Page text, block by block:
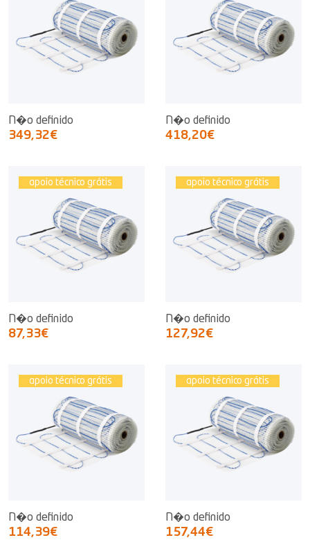
N�o definido
349,32€
N�o definido
418,20€
apoio técnico grátis
N�o definido
87,33€
apoio técnico grátis
N�o definido
127,92€
apoio técnico grátis
N�o definido
114,39€
apoio técnico grátis
N�o definido
157,44€